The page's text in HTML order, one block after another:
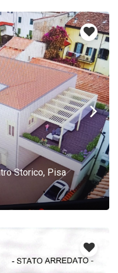
Storico, Pisa